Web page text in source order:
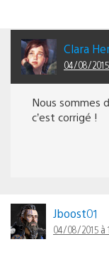
Clara
04/08/
Nous sommes
c’est corrigé !
Jboost01
04/08/2015 à